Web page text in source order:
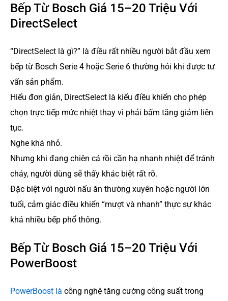
Bếp Từ Bosch Giá 15–20 Triệu Với
DirectSelect
“DirectSelect là gì?” là điều rất nhiều người bắt đầu xem
bếp từ Bosch Serie 4 hoặc Serie 6 thường hỏi khi được tư
vấn sản phẩm.
Hiểu đơn giản, DirectSelect là kiểu điều khiển cho phép
chọn trực tiếp mức nhiệt thay vì phải bấm tăng giảm liên
tục.
Nghe khá nhỏ.
Nhưng khi đang chiên cá rồi cần hạ nhanh nhiệt để tránh
cháy, người dùng sẽ thấy khác biệt rất rõ.
Đặc biệt với người nấu ăn thường xuyên hoặc người lớn
tuổi, cảm giác điều khiển “mượt và nhanh” thực sự khác
khá nhiều bếp phổ thông.
Bếp Từ Bosch Giá 15–20 Triệu Với
PowerBoost
PowerBoost là công nghệ tăng cường công suất trong